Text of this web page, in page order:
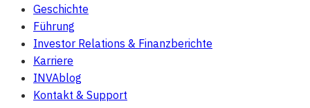
Geschichte
Führung
Investor Relations & Finanzberichte
Karriere
INVAblog
Kontakt & Support